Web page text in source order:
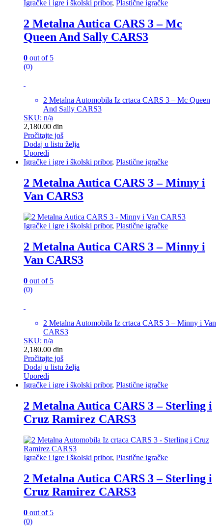
Igračke i igre i školski pribor, Plastične igračke
2 Metalna Autica CARS 3 – Mc
Queen And Sally CARS3
0 out of 5
(0)
2 Metalna Automobila Iz crtaca CARS 3 – Mc Queen
And Sally CARS3
SKU: n/a
2,180.00 din
Pročitajte još
Dodaj u listu želja
Uporedi
Igračke i igre i školski pribor, Plastične igračke
2 Metalna Autica CARS 3 – Minny i
Van CARS3
Igračke i igre i školski pribor, Plastične igračke
2 Metalna Autica CARS 3 – Minny i
Van CARS3
0 out of 5
(0)
2 Metalna Automobila Iz crtaca CARS 3 – Minny i Van
CARS3
SKU: n/a
2,180.00 din
Pročitajte još
Dodaj u listu želja
Uporedi
Igračke i igre i školski pribor, Plastične igračke
2 Metalna Autica CARS 3 – Sterling i
Cruz Ramirez CARS3
Igračke i igre i školski pribor, Plastične igračke
2 Metalna Autica CARS 3 – Sterling i
Cruz Ramirez CARS3
0 out of 5
(0)